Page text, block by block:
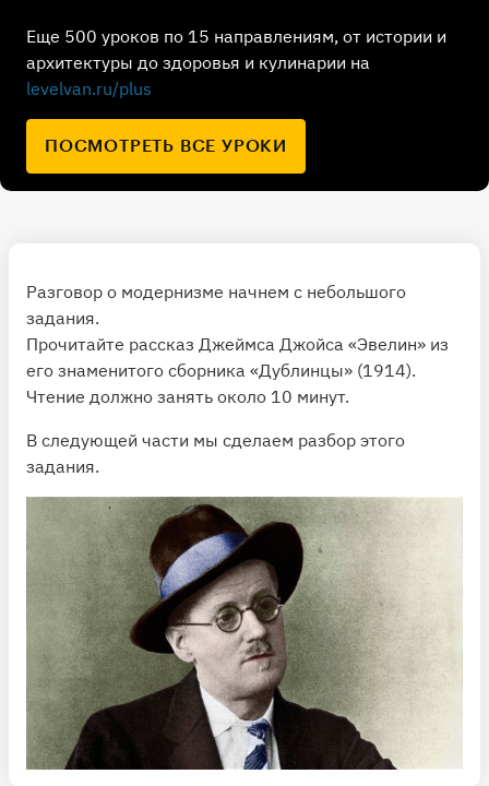
Еще 500 уроков по 15 направлениям, от истории и
архитектуры до здоровья и кулинарии на
levelvan.ru/plus
ПОСМОТРЕТЬ ВСЕ УРОКИ
Разговор о модернизме начнем с небольшого
задания.
Прочитайте рассказ Джеймса Джойса «Эвелин» из
его знаменитого сборника «Дублинцы» (1914).
Чтение должно занять около 10 минут.
В следующей части мы сделаем разбор этого
задания.